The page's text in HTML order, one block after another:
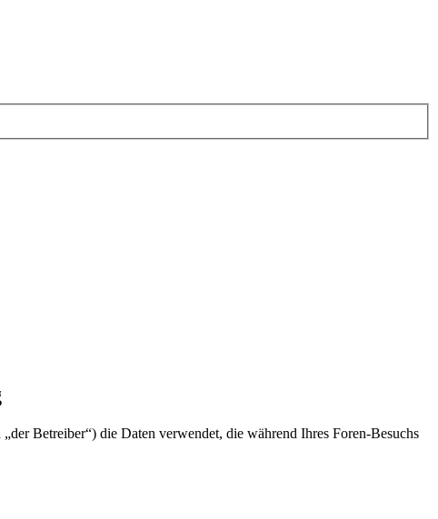
Betreiber“) die Daten verwendet, die während Ihres Foren-Besuchs